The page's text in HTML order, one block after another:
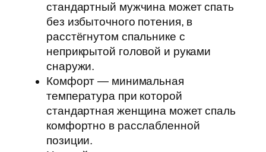
стандартный мужчина может спать
без избыточного потения, в
расстёгнутом спальнике с
неприкрытой головой и руками
снаружи.
Комфорт — минимальная
температура при которой
стандартная женщина может спаль
комфортно в расслабленной
позиции.